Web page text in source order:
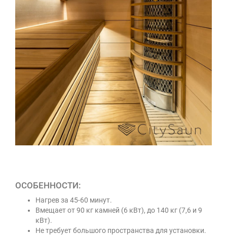
ОСОБЕННОСТИ:
Нагрев за 45-60 минут.
Вмещает от 90 кг камней (6 кВт), до 140 кг (7,6 и 9
кВт).
Не требует большого пространства для установки.